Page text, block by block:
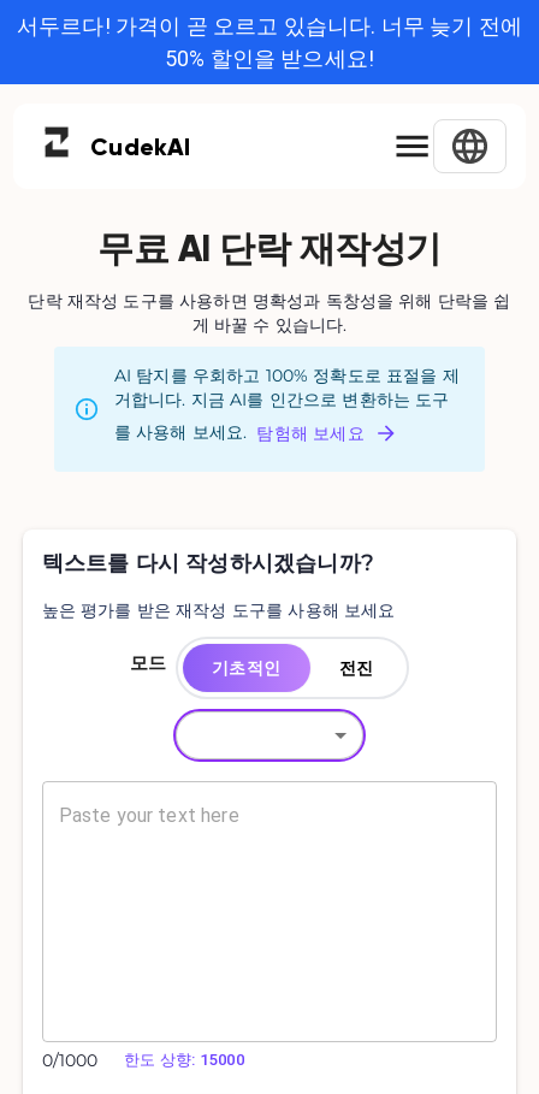
서두르다! 가격이 곧 오르고 있습니다. 너무 늦기 전에
50% 할인을 받으세요!
CudekAI
무료 AI 단락 재작성기
단락 재작성 도구를 사용하면 명확성과 독창성을 위해 단락을 쉽
게 바꿀 수 있습니다.
AI 탐지를 우회하고 100% 정확도로 표절을 제
거합니다. 지금 AI를 인간으로 변환하는 도구
를 사용해 보세요. 탐험해 보세요
텍스트를 다시 작성하시겠습니까?
높은 평가를 받은 재작성 도구를 사용해 보세요
모드 기초적인 전진
0/1000 한도 상향: 15000